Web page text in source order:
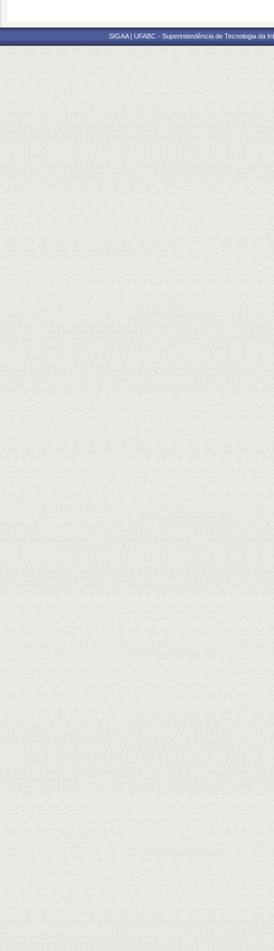
SIGAA | UFABC - Superintendência de Tecnologia da